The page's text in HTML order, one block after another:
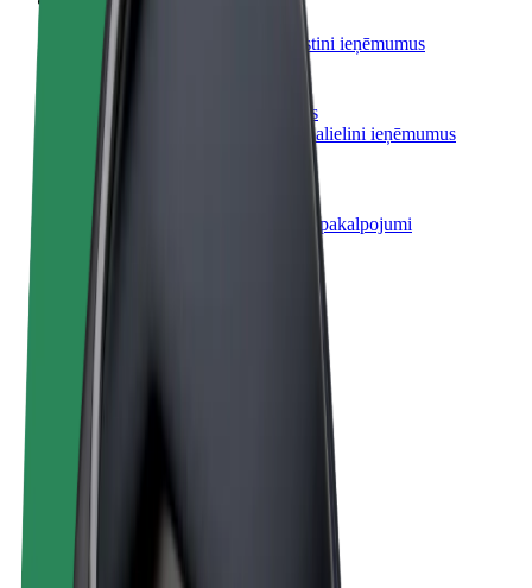
Pievieno restorānu vai veikalu
Sasniedz vairāk klientu un paaugstini ieņēmumus
Reģistrējies kā autoparka īpašnieks
Pievieno savu autoparku Bolt un palielini ieņēmumus
Bolt for Business
Tavam uzņēmumam pielāgoti Bolt pakalpojumi
Noteikumi un nosacījumi
Privātuma politika
Sīkdatnes
© 2026 Bolt Technology OÜ
Pakalpojumi